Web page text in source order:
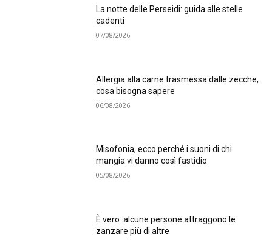
La notte delle Perseidi: guida alle stelle
cadenti
07/08/2026
Allergia alla carne trasmessa dalle zecche,
cosa bisogna sapere
06/08/2026
Misofonia, ecco perché i suoni di chi
mangia vi danno così fastidio
05/08/2026
È vero: alcune persone attraggono le
zanzare più di altre